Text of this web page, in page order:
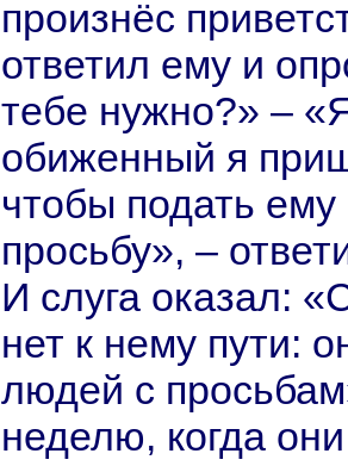
произнёс
ответил ему и
тебе нужно?» –
обиженный я
чтобы подать
просьбу», –
И слуга оказал:
нет к нему пути:
людей с
неделю, кoгда